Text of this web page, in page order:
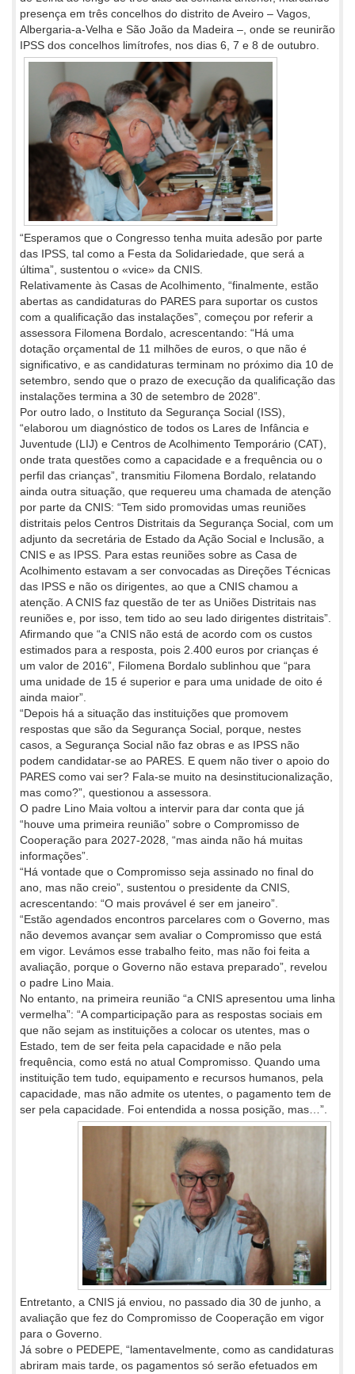
presença em três concelhos do distrito de Aveiro – Vagos,
Albergaria-a-Velha e São João da Madeira –, onde se reunirão
IPSS dos concelhos limítrofes, nos dias 6, 7 e 8 de outubro.
“Esperamos que o Congresso tenha muita adesão por parte
das IPSS, tal como a Festa da Solidariedade, que será a
última”, sustentou o «vice» da CNIS.
Relativamente às Casas de Acolhimento, “finalmente, estão
abertas as candidaturas do PARES para suportar os custos
com a qualificação das instalações”, começou por referir a
assessora Filomena Bordalo, acrescentando: “Há uma
dotação orçamental de 11 milhões de euros, o que não é
significativo, e as candidaturas terminam no próximo dia 10 de
setembro, sendo que o prazo de execução da qualificação das
instalações termina a 30 de setembro de 2028”.
Por outro lado, o Instituto da Segurança Social (ISS),
“elaborou um diagnóstico de todos os Lares de Infância e
Juventude (LIJ) e Centros de Acolhimento Temporário (CAT),
onde trata questões como a capacidade e a frequência ou o
perfil das crianças”, transmitiu Filomena Bordalo, relatando
ainda outra situação, que requereu uma chamada de atenção
por parte da CNIS: “Tem sido promovidas umas reuniões
distritais pelos Centros Distritais da Segurança Social, com um
adjunto da secretária de Estado da Ação Social e Inclusão, a
CNIS e as IPSS. Para estas reuniões sobre as Casa de
Acolhimento estavam a ser convocadas as Direções Técnicas
das IPSS e não os dirigentes, ao que a CNIS chamou a
atenção. A CNIS faz questão de ter as Uniões Distritais nas
reuniões e, por isso, tem tido ao seu lado dirigentes distritais”.
Afirmando que “a CNIS não está de acordo com os custos
estimados para a resposta, pois 2.400 euros por crianças é
um valor de 2016”, Filomena Bordalo sublinhou que “para
uma unidade de 15 é superior e para uma unidade de oito é
ainda maior”.
“Depois há a situação das instituições que promovem
respostas que são da Segurança Social, porque, nestes
casos, a Segurança Social não faz obras e as IPSS não
podem candidatar-se ao PARES. E quem não tiver o apoio do
PARES como vai ser? Fala-se muito na desinstitucionalização,
mas como?”, questionou a assessora.
O padre Lino Maia voltou a intervir para dar conta que já
“houve uma primeira reunião” sobre o Compromisso de
Cooperação para 2027-2028, “mas ainda não há muitas
informações”.
“Há vontade que o Compromisso seja assinado no final do
ano, mas não creio”, sustentou o presidente da CNIS,
acrescentando: “O mais provável é ser em janeiro”.
“Estão agendados encontros parcelares com o Governo, mas
não devemos avançar sem avaliar o Compromisso que está
em vigor. Levámos esse trabalho feito, mas não foi feita a
avaliação, porque o Governo não estava preparado”, revelou
o padre Lino Maia.
No entanto, na primeira reunião “a CNIS apresentou uma linha
vermelha”: “A comparticipação para as respostas sociais em
que não sejam as instituições a colocar os utentes, mas o
Estado, tem de ser feita pela capacidade e não pela
frequência, como está no atual Compromisso. Quando uma
instituição tem tudo, equipamento e recursos humanos, pela
capacidade, mas não admite os utentes, o pagamento tem de
ser pela capacidade. Foi entendida a nossa posição, mas…”.
Entretanto, a CNIS já enviou, no passado dia 30 de junho, a
avaliação que fez do Compromisso de Cooperação em vigor
para o Governo.
Já sobre o PEDEPE, “lamentavelmente, como as candidaturas
abriram mais tarde, os pagamentos só serão efetuados em